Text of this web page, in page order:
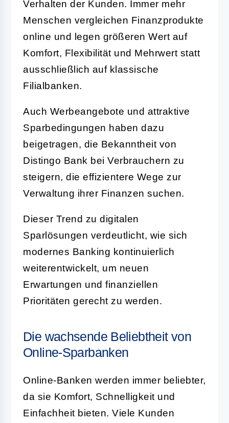
Verhalten der Kunden. Immer mehr
Menschen vergleichen Finanzprodukte
online und legen größeren Wert auf
Komfort, Flexibilität und Mehrwert statt
ausschließlich auf klassische
Filialbanken.
Auch Werbeangebote und attraktive
Sparbedingungen haben dazu
beigetragen, die Bekanntheit von
Distingo Bank bei Verbrauchern zu
steigern, die effizientere Wege zur
Verwaltung ihrer Finanzen suchen.
Dieser Trend zu digitalen
Sparlösungen verdeutlicht, wie sich
modernes Banking kontinuierlich
weiterentwickelt, um neuen
Erwartungen und finanziellen
Prioritäten gerecht zu werden.
Die wachsende Beliebtheit von
Online-Sparbanken
Online-Banken werden immer beliebter,
da sie Komfort, Schnelligkeit und
Einfachheit bieten. Viele Kunden